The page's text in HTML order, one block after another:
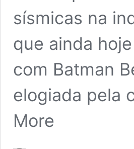
sísmicas na
que ainda
com Batman
elogiada pela
More